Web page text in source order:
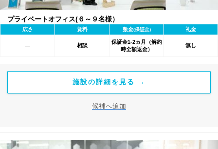
プライベートオフィス(６～９名様）
広さ 賃料 敷金(保証金) 礼金
― 相談
保証金1-2ヵ月（解約
時全額返金）
無し
施設の詳細を見る →
候補へ追加